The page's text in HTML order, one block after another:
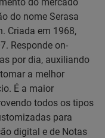
do nome Serasa
Criada em 1968,
Responde on-
por dia, auxiliando
a melhor
É a maior
todos os tipos
para
digital e de Notas